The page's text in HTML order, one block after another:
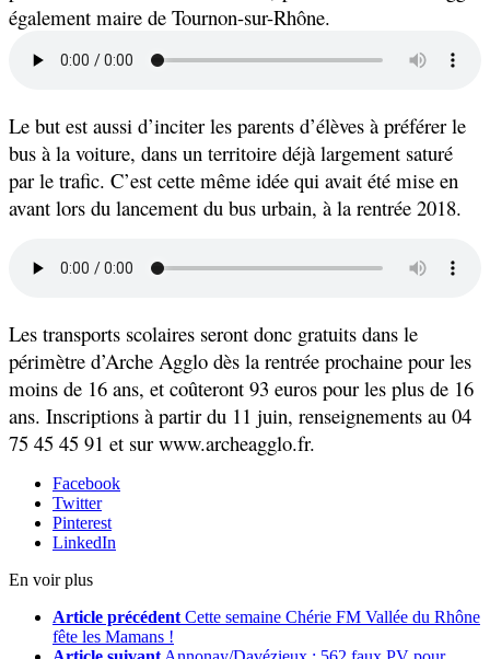
également maire de Tournon-sur-Rhône.
Le but est aussi d’inciter les parents d’élèves à préférer le
bus à la voiture, dans un territoire déjà largement saturé
par le trafic. C’est cette même idée qui avait été mise en
avant lors du lancement du bus urbain, à la rentrée 2018.
Les transports scolaires seront donc gratuits dans le
périmètre d’Arche Agglo dès la rentrée prochaine pour les
moins de 16 ans, et coûteront 93 euros pour les plus de 16
ans. Inscriptions à partir du 11 juin, renseignements au 04
75 45 45 91 et sur www.archeagglo.fr.
Facebook
Twitter
Pinterest
LinkedIn
En voir plus
Article précédent Cette semaine Chérie FM Vallée du Rhône
fête les Mamans !